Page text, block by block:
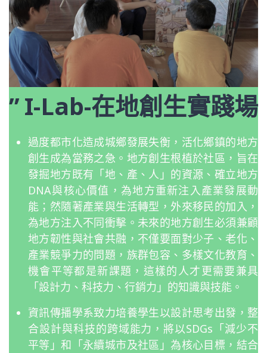
’’ I-Lab-在地創生實踐場
過度都市化造成城鄉發展失衡，活化鄉鎮的地方
創生成為當務之急。地方創生根植於社區，旨在
發掘地方既有「地、產、人」的資源、確立地方
DNA與核心價值，為地方重新注入產業發展動
能；然隨著產業與生活轉型，外來移民的加入，
為地方注入不同衝擊。未來的地方創生必須兼顧
地方韌性與社會共融，不僅要面對少子、老化、
產業競爭力的問題，族群包容、多樣文化教育、
機會平等都是新課題，這樣的人才更需要兼具
「設計力、科技力、行銷力」的知識與技能。
資訊傳播學系致力培養學生以設計思考出發，整
合設計與科技的跨域能力，將以SDGs「減少不
平等」和「永續城市及社區」為核心目標，結合